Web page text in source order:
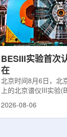
于智利安第斯山脉的
会托洛洛山美洲际天
远镜上。(图片由
加速...
BESIII实验首次
在
北京时间8月6日，北
上的北京谱仪III实验
在巴西举行的国际高
2026-08-06